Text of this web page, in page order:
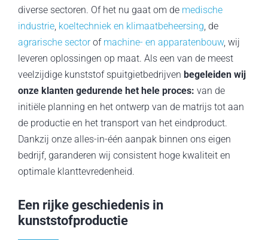
diverse sectoren. Of het nu gaat om de medische
industrie, koeltechniek en klimaatbeheersing , de
agrarische sectorof machine- en apparatenbouw, wij
leveren oplossingen op maat. Als een van de meest
veelzijdige kunststof spuitgietbedrijven begeleiden wij
onze klanten gedurende het hele proces: van de
initiële planning en het ontwerp van de matrijs tot aan
de productie en het transport van het eindproduct.
Dankzij onze alles-in-één aanpak binnen ons eigen
bedrijf, garanderen wij consistent hoge kwaliteit en
optimale klanttevredenheid.
Een rijke geschiedenis in
kunststofproductie